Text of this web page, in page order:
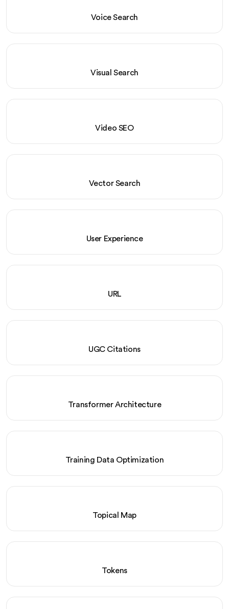
Voice Search
Visual Search
Video SEO
Vector Search
User Experience
URL
UGC Citations
Transformer Architecture
Training Data Optimization
Topical Map
Tokens